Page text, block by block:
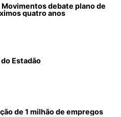
Movimentos debate plano de
quatro anos
Estadão
de 1 milhão de empregos